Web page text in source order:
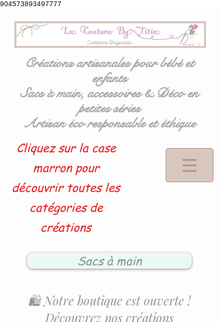
904573893497777
Créations artisanales pour bébé et
enfants
Sacs à main, accessoires & Déco en
petites séries
Artisan éco responsable et éthique
Cliquez sur la case
marron pour
découvrir toutes les
catégories de
créations
Sacs à main
🛍️ Notre boutique est ouverte !
Découvrez nos créations